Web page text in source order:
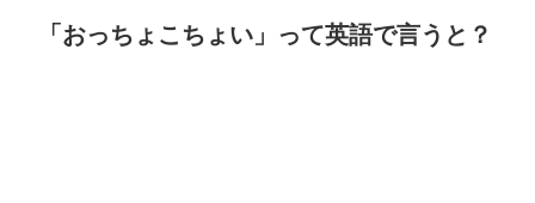
「おっちょこちょい」って英語で言うと？